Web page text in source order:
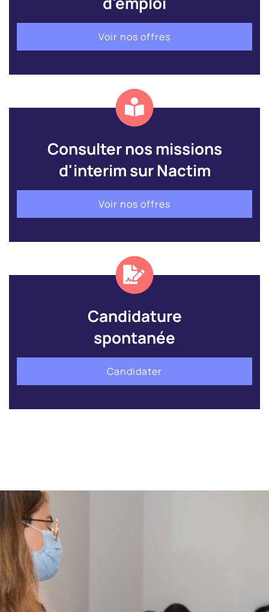
Voir nos offres
Consulter nos missions
d'interim sur Nactim
Voir nos offres
Candidature
spontanée
Candidater